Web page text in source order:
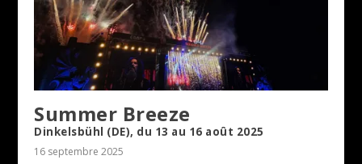
Summer Breeze
Dinkelsbühl (DE), du 13 au 16 août 2025
16 septembre 2025